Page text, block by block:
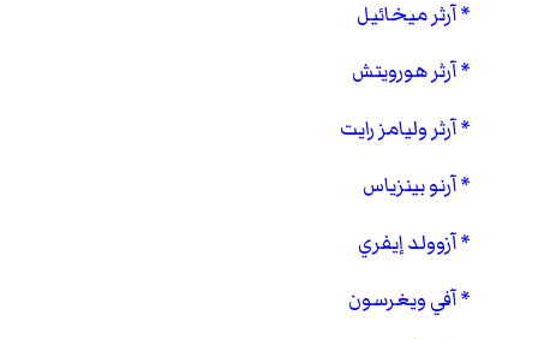
آرثر ميخائيل
آرثر هورويتش
آرثر وليامز رايت
آرنو بينزياس
آزوولد إيفري
آفي ويغرسون